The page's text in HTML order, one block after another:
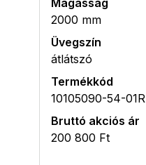
Magasság
2000 mm
Üvegszín
átlátszó
Termékkód
10105090-54-01R
Bruttó akciós ár
200 800 Ft